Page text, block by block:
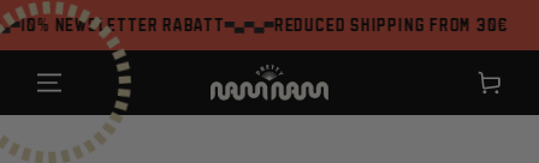
ZUM INHALT
SPRINGEN
10% Newsletter Rabatt Reduced shipping from 30€
Warenkorb